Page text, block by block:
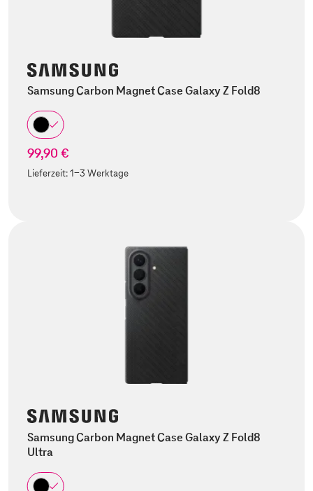
Samsung Carbon Magnet Case Galaxy Z Fold8
99,90 €
Lieferzeit:1-3 Werktage
Samsung Carbon Magnet Case Galaxy Z Fold8
Ultra